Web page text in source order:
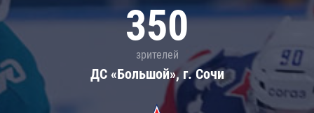
350
зрителей
ДС «Большой», г. Сочи